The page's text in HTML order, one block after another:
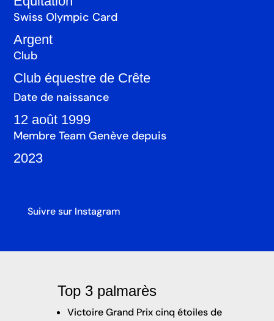
Swiss Olympic Card
Argent
Club
Club équestre de Crête
Date de naissance
12 août 1999
Membre Team Genève depuis
2023
Suivre sur Instagram
Top 3 palmarès
Victoire Grand Prix cinq étoiles de